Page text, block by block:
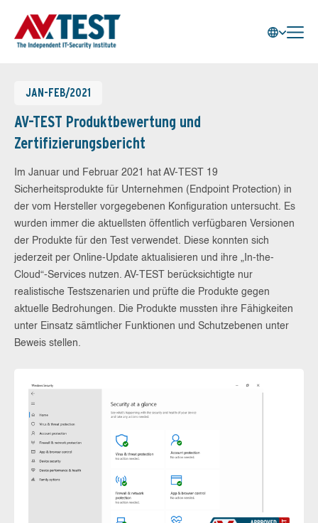
JAN-FEB/2021
AV-TEST Produktbewertung und
Zertifizierungsbericht
Im Januar und Februar 2021 hat AV-TEST 19
Sicherheitsprodukte für Unternehmen (Endpoint Protection) in
der vom Hersteller vorgegebenen Konfiguration untersucht. Es
wurden immer die aktuellsten öffentlich verfügbaren Versionen
der Produkte für den Test verwendet. Diese konnten sich
jederzeit per Online-Update aktualisieren und ihre „In-the-
Cloud“-Services nutzen. AV-TEST berücksichtigte nur
realistische Testszenarien und prüfte die Produkte gegen
aktuelle Bedrohungen. Die Produkte mussten ihre Fähigkeiten
unter Einsatz sämtlicher Funktionen und Schutzebenen unter
Beweis stellen.